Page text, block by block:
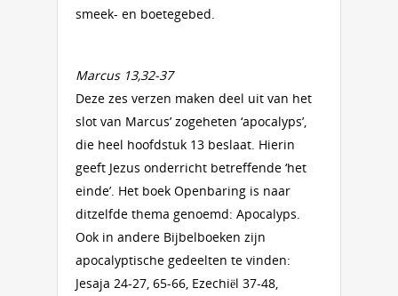
smeek- en boetegebed.
Marcus 13,32-37
Deze zes verzen maken deel uit van het
slot van Marcus’ zogeheten ‘apocalyps’,
die heel hoofdstuk 13 beslaat. Hierin
geeft Jezus onderricht betreffende ‘het
einde’. Het boek Openbaring is naar
ditzelfde thema genoemd: Apocalyps.
Ook in andere Bijbelboeken zijn
apocalyptische gedeelten te vinden:
Jesaja 24-27, 65-66, Ezechiël 37-48,